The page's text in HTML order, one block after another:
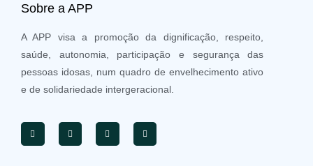
Sobre a APP
A APP visa a promoção da dignificação, respeito,
saúde, autonomia, participação e segurança das
pessoas idosas, num quadro de envelhecimento ativo
e de solidariedade intergeracional.